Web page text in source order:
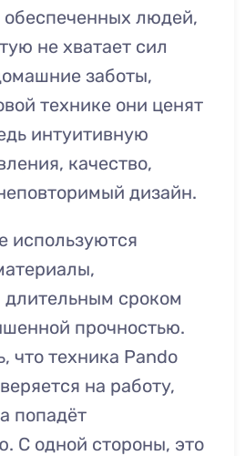
людей,
не хватает сил
заботы,
технике они ценят
интуитивную
качество,
дизайн.
используются
сроком
прочностью.
что техника Pando
на работу,
попадёт
С одной стороны, это